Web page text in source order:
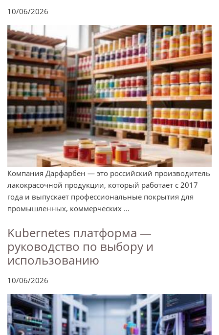
10/06/2026
Компания Дарфарбен — это российский производитель
лакокрасочной продукции, который работает с 2017
года и выпускает профессиональные покрытия для
промышленных, коммерческих ...
Kubernetes платформа —
руководство по выбору и
использованию
10/06/2026